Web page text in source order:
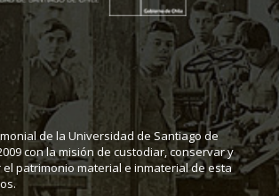
de la Universidad de Santiago de
con la misión de custodiar, conservar y
patrimonio material e inmaterial de esta